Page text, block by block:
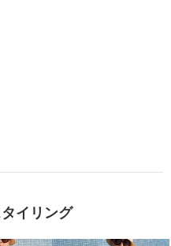
イリング